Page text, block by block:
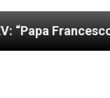
Un